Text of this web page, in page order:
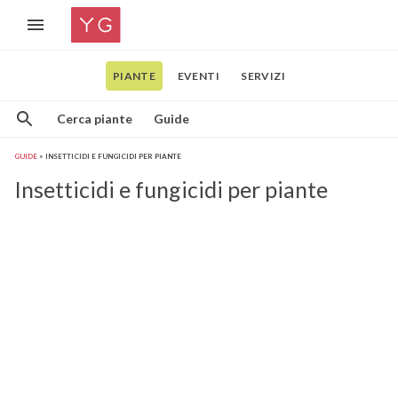
PIANTE EVENTI SERVIZI
Cerca piante Guide
GUIDE INSETTICIDI E FUNGICIDI PER PIANTE
Insetticidi e fungicidi per piante